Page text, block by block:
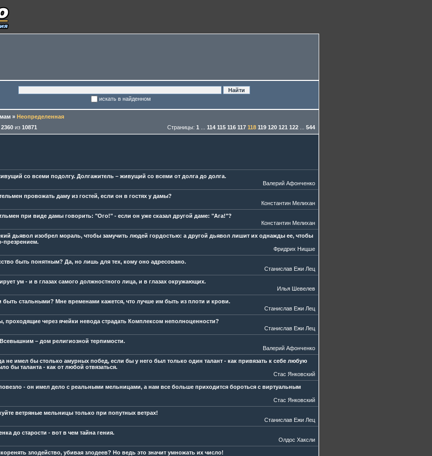
искать в найденном
» Неопределенная
2360 из 10871 Страницы: 1 114 115 116 117 118 119 120 121 122 544
со всеми подолгу. Долгажитель – живущий со всеми от долга до долга.
Валерий Афонченко
провожать даму из гостей, если он в гостях у дамы?
Константин Мелихан
при виде дамы говорить: "Ого!" - если он уже сказал другой даме: "Ага!"?
Константин Мелихан
дьявол изобрел мораль, чтобы замучить людей гордостью: а другой дьявол лишит их однажды ее, чтобы
презрением.
Фридрих Ницше
быть понятным? Да, но лишь для тех, кому оно адресовано.
Станислав Ежи Лец
ум - и в глазах самого должностного лица, и в глазах окружающих.
Илья Шевелев
стальными? Мне временами кажется, что лучше им быть из плоти и крови.
Станислав Ежи Лец
через ячейки невода страдать Комплексом неполноценности?
Станислав Ежи Лец
– дом религиозной терпимости.
Валерий Афонченко
не имел бы столько амурных побед, если бы у него был только один талант - как привязать к себе любую
бы таланта - как от любой отвязаться.
Стас Янковский
- он имел дело с реальными мельницами, а нам все больше приходится бороться с виртуальным
Стас Янковский
ветряные мельницы только при попутных ветрах!
Станислав Ежи Лец
до старости - вот в чем тайна гения.
Олдос Хаксли
злодейство, убивая злодеев? Но ведь это значит умножать их число!